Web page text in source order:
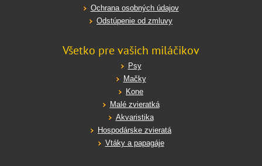
Ochrana osobných údajov
Odstúpenie od zmluvy
Všetko pre vašich miláčikov
Psy
Mačky
Kone
Malé zvieratká
Akvaristika
Hospodárske zvieratá
Vtáky a papagáje